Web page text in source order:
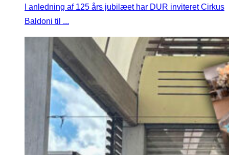
I anledning af 125 års jubilæet har DUR inviteret Cirkus
Baldoni til ...